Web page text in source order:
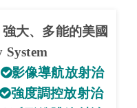
大、多能的美國
影像導航放射治
強度調控放射治